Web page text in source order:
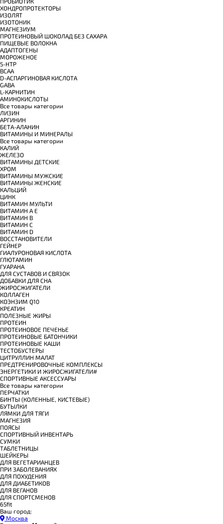
ХОНДРОПРОТЕКТОРЫ
ИЗОЛЯТ
ИЗОТОНИК
МАГНЕЗИУМ
ПРОТЕИНОВЫЙ ШОКОЛАД БЕЗ САХАРА
ПИЩЕВЫЕ ВОЛОКНА
АДАПТОГЕНЫ
МОРОЖЕНОЕ
5-HTP
BCAA
D-АСПАРГИНОВАЯ КИСЛОТА
GABA
L-КАРНИТИН
АМИНОКИСЛОТЫ
Все товары категории
ЛИЗИН
АРГИНИН
БЕТА-АЛАНИН
ВИТАМИНЫ И МИНЕРАЛЫ
Все товары категории
КАЛИЙ
ЖЕЛЕЗО
ВИТАМИНЫ ДЕТСКИЕ
ХРОМ
ВИТАМИНЫ МУЖСКИЕ
ВИТАМИНЫ ЖЕНСКИЕ
КАЛЬЦИЙ
ЦИНК
ВИТАМИН МУЛЬТИ
ВИТАМИН A E
ВИТАМИН B
ВИТАМИН C
ВИТАМИН D
ВОССТАНОВИТЕЛИ
ГЕЙНЕР
ГИАЛУРОНОВАЯ КИСЛОТА
ГЛЮТАМИН
ГУАРАНА
ДЛЯ СУСТАВОВ И СВЯЗОК
ДОБАВКИ ДЛЯ СНА
ЖИРОСЖИГАТЕЛИ
КОЛЛАГЕН
КОЭНЗИМ Q10
КРЕАТИН
ПОЛЕЗНЫЕ ЖИРЫ
ПРОТЕИН
ПРОТЕИНОВОЕ ПЕЧЕНЬЕ
ПРОТЕИНОВЫЕ БАТОНЧИКИ
ПРОТЕИНОВЫЕ КАШИ
ТЕСТОБУСТЕРЫ
ЦИТРУЛЛИН МАЛАТ
ПРЕДТРЕНИРОВОЧНЫЕ КОМПЛЕКСЫ
ЭНЕРГЕТИКИ И ЖИРОСЖИГАТЕЛИ#
СПОРТИВНЫЕ АКСЕССУАРЫ
Все товары категории
ПЕРЧАТКИ
БИНТЫ (КОЛЕННЫЕ, КИСТЕВЫЕ)
БУТЫЛКИ
ЛЯМКИ ДЛЯ ТЯГИ
МАГНЕЗИЯ
ПОЯСЫ
СПОРТИВНЫЙ ИНВЕНТАРЬ
СУМКИ
ТАБЛЕТНИЦЫ
ШЕЙКЕРЫ
ДЛЯ ВЕГЕТАРИАНЦЕВ
ПРИ ЗАБОЛЕВАНИЯХ
ДЛЯ ПОХУДЕНИЯ
ДЛЯ ДИАБЕТИКОВ
ДЛЯ ВЕГАНОВ
ДЛЯ СПОРТСМЕНОВ
65fit
Ваш город:
Москва